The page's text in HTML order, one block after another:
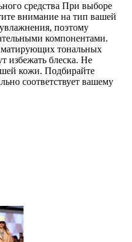
средства При выборе
внимание на тип вашей
поэтому
компонентами.
тональных
избежать блеска. Не
кожи. Подбирайте
соответствует вашему